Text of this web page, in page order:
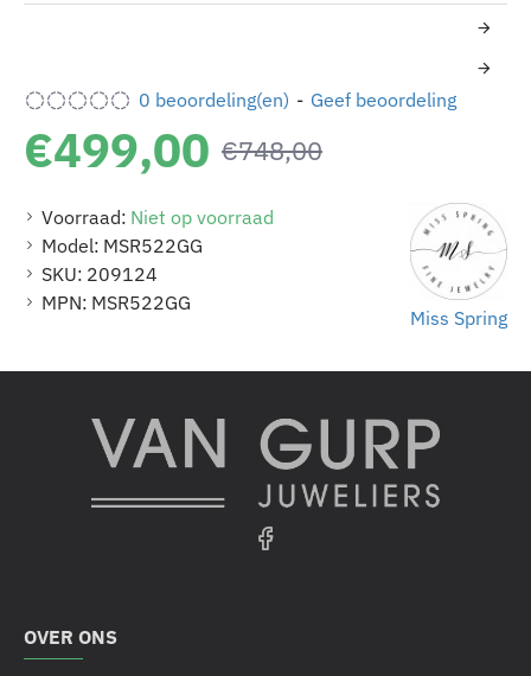
Voorraad: Niet op voorraad
Model: MSR522GG
SKU: 209124
MPN: MSR522GG
Miss Spring
0 beoordeling(en) - Geef beoordeling
€499,00 €748,00
OVER ONS